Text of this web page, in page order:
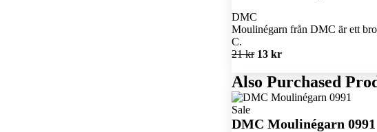
DMC
Moulinégarn från DMC är ett
C.
21 kr 13 kr
Also Purchased
Sale
DMC Moulinégarn 0991